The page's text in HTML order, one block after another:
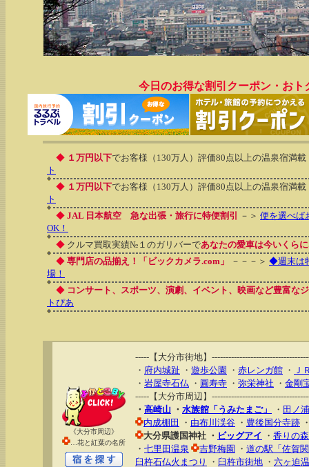
今日のお得な割引クーポン・おト
◆ １万円以下でお客様（130万人）評価80点以上の温泉宿満
ト
◆ １万円以下でお客様（130万人）評価80点以上の温泉宿満
ト
◆ JAL 日本航空 急な出張・旅行に特便割引 －＞ 便を選べば
OK！
◆ クルマ買取実績№１のガリバーであなたの愛車は今いくら
◆ 専門店の品揃え！「ビックカメラ.com」 －－－＞ ◆週末は
場！
◆ コンサート、スポーツ、演劇、イベント、映画など豊富な
トぴあ
《大分市周辺》
…花と紅葉の名所
-----【大分市街地】
・ 府内城趾 ・ 遊歩公園 ・ 赤レンガ館 ・ Ｊ
・ 岩屋寺石仏 ・ 圓寿寺 ・ 弥栄神社 ・ 金剛
-----【大分市周辺】
・ 高崎山 ・ 水族館「うみたまご」 ・ 田ノ
内成棚田
・ 由布川渓谷 ・ 豊後国分寺跡
大分県護国神社 ・ ビッグアイ ・ 香りの
・ 七里田温泉 吉野梅園 ・ 道の駅「佐賀
臼杵石仏火まつり
・ 臼杵市街地 ・ 六ヶ迫